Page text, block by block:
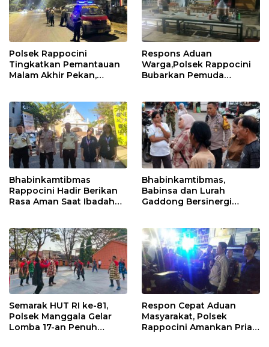
Polsek Rappocini
Tingkatkan Pemantauan
Malam Akhir Pekan,
Respons Aduan
Warga,Polsek Rappocini
Bubarkan Pemuda
Bhabinkamtibmas
Rappocini Hadir Berikan
Rasa Aman Saat Ibadah
Bhabinkamtibmas,
Babinsa dan Lurah
Gaddong Bersinergi
Semarak HUT RI ke-81,
Polsek Manggala Gelar
Lomba 17-an Penuh
Respon Cepat Aduan
Masyarakat, Polsek
Rappocini Amankan Pria